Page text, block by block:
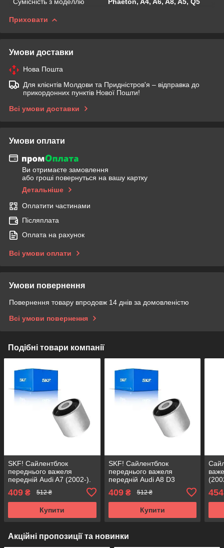
Приховати
Умови доставки
Нова Пошта
Для клієнтів Молдови та Придністров'я – відправка до
прикордонних пунктів Нової Пошти!
Всі умови доставки
Умови оплати
Ви отримаєте замовлення
або гроші повернуться на вашу картку
Детальніше
Оплатити частинами
Післяплата
Оплата на рахунок
Всі умови оплати
Умови повернення
Повернення товару впродовж 14 днів за домовленістю
Всі умови повернення
Подібні товари компанії
SKF! Сайлентблок
переднього важеля
передній Audi A7 (2002-).
Німеччина! 27126 ,
JBU679 , VKDS331028
409 ₴ 512 ₴
Купити
SKF! Сайлентблок
переднього важеля
передній Audi A8 D3
Зовнішній. Німеччина!
27126 , JBU679 ,
VKDS331028
409₴ 512 ₴
Купити
454
Акційні пропозиції та новинки